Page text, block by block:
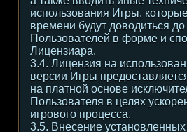
использования Игры,
времени будут доводиться
Пользователей в форме и
Лицензиара.
3.4. Лицензия на
версии Игры
на платной основе
Пользователя в целях
игрового процесса.
3.5. Внесение